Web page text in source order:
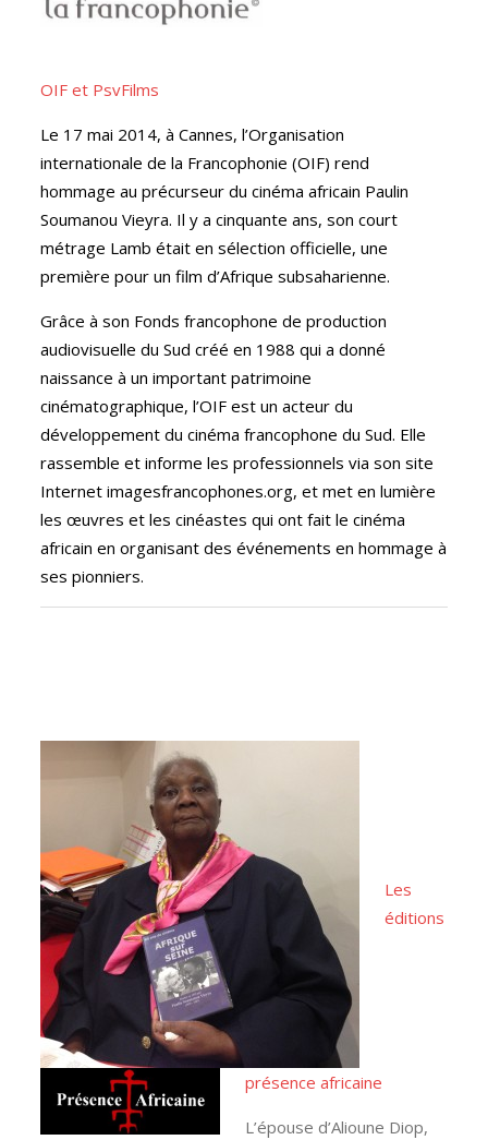
OIF et PsvFilms
Le 17 mai 2014, à Cannes, l’Organisation
internationale de la Francophonie (OIF) rend
hommage au précurseur du cinéma africain Paulin
Soumanou Vieyra. Il y a cinquante ans, son court
métrage Lamb était en sélection officielle, une
première pour un film d’Afrique subsaharienne.
Grâce à son Fonds francophone de production
audiovisuelle du Sud créé en 1988 qui a donné
naissance à un important patrimoine
cinématographique, l’OIF est un acteur du
développement du cinéma francophone du Sud. Elle
rassemble et informe les professionnels via son site
Internet imagesfrancophones.org, et met en lumière
les œuvres et les cinéastes qui ont fait le cinéma
africain en organisant des événements en hommage à
ses pionniers.
Les
éditions
présence africaine
L’épouse d’Alioune Diop,